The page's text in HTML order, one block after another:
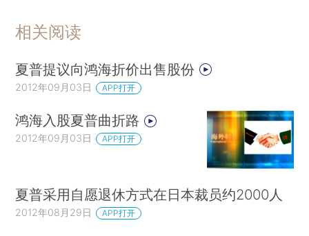
相关阅读
夏普提议向鸿海折价出售股份
2012年09月03日 APP打开
鸿海入股夏普曲折路
2012年09月03日 APP打开
夏普采用自愿退休方式在日本裁员约2000人
2012年08月29日 APP打开